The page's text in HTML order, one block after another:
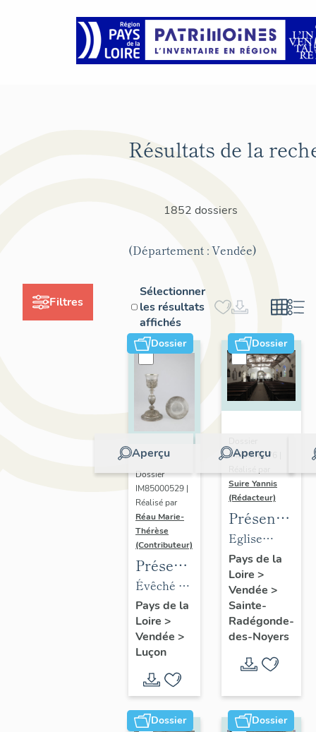
Filtres
Résultats de la
1852 dossiers
(Département : Vendée)
Sélectionner
les résultats
affichés
Dossier
Aperçu
Dossier
IM85000529 |
Réalisé par
Réau Marie-
Thérèse
(Contributeur)
Présentation
du
mobilier
de
l'évêché
de
Luçon
Évêché de
Luçon,
place
Leclerc
Pays de la
Loire >
Vendée >
Luçon
Dossier
Aperçu
IM85000676 |
Suire Yannis
(Rédacteur)
Présentation
des
objets
mobiliers
de
l'église
de
Sainte-
Radégonde-
des-
Noyers
Eglise
paroissiale
Sainte
Radegonde
de Sainte-
Radégonde-
des-Noyers
Pays de la
Loire >
Vendée >
Sainte-
Radégonde-
des-Noyers
Dossier Dossier